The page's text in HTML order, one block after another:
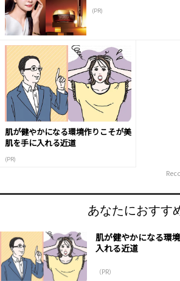
(PR)
肌が健やかになる環境作りこそが美
肌を手に入れる近道
(PR)
あなたにおすす
肌が健やかになる環
入れる近道
（PR）